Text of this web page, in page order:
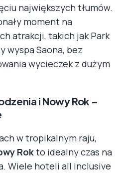
największych tłumów.
moment na
atrakcji, takich jak Park
wyspa Saona, bez
wycieczek z dużym
i Nowy Rok –
w tropikalnym raju,
Rokto idealny czas na
Wiele hoteli all inclusive